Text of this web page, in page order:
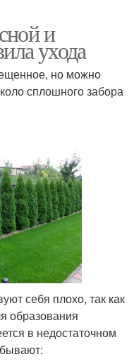
и
ухода
но можно
сплошного забора
себя плохо, так как
образования
в недостаточном